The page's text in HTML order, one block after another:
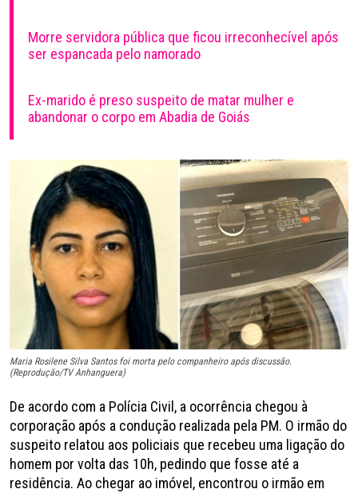
Morre servidora pública que ficou irreconhecível após
ser espancada pelo namorado
Ex-marido é preso suspeito de matar mulher e
abandonar o corpo em Abadia de Goiás
Maria Rosilene Silva Santos foi morta pelo companheiro após discussão.
(Reprodução/TV Anhanguera)
De acordo com a Polícia Civil, a ocorrência chegou à
corporação após a condução realizada pela PM. O irmão do
suspeito relatou aos policiais que recebeu uma ligação do
homem por volta das 10h, pedindo que fosse até a
residência. Ao chegar ao imóvel, encontrou o irmão em